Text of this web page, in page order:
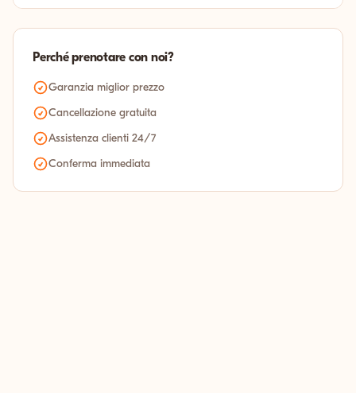
Perché prenotare con noi?
Garanzia miglior prezzo
Cancellazione gratuita
Assistenza clienti 24/7
Conferma immediata